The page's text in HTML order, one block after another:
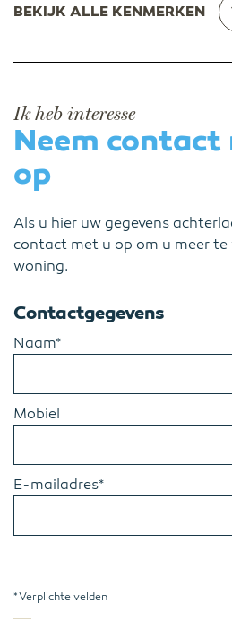
BEKIJK ALLE KENMERKEN
Ik heb interesse
Neem
op
Als u hier uw gegevens
contact met u op om u meer te
woning.
Contactgegevens
Naam*
Mobiel
E-mailadres*
* Verplichte velden